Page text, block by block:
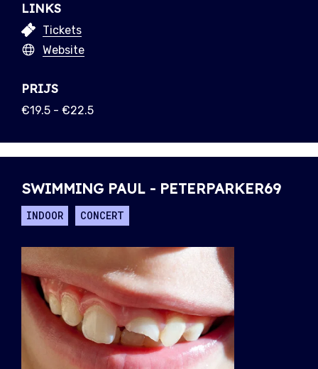
LINKS
Tickets
Website
PRIJS
€19.5 - €22.5
SWIMMING PAUL - PETERPARKER69
INDOOR CONCERT